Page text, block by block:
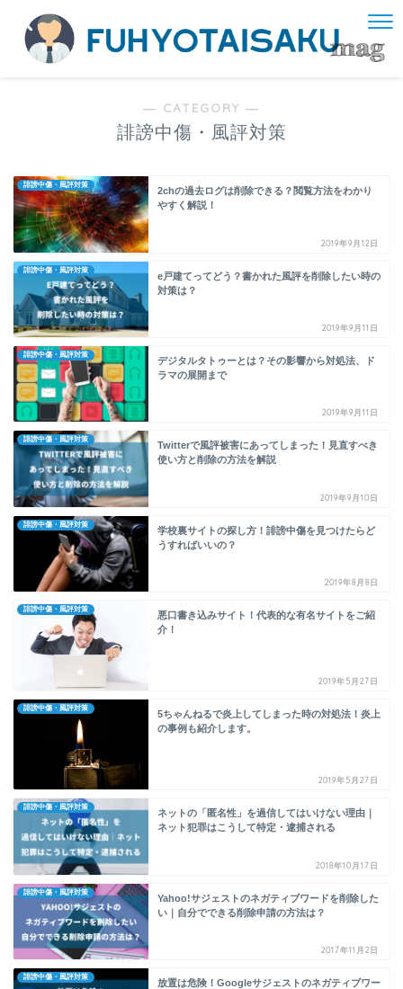
― CATEGORY ―
誹謗中傷・風評対策
誹謗中傷・風評対策
2chの過去ログは削除できる？閲覧方法をわかり
やすく解説！
2019年9月12日
誹謗中傷・風評対策
e戸建てってどう？書かれた風評を削除したい時の
対策は？
2019年9月11日
誹謗中傷・風評対策
デジタルタトゥーとは？その影響から対処法、ド
ラマの展開まで
2019年9月11日
誹謗中傷・風評対策
Twitterで風評被害にあってしまった！見直すべき
使い方と削除の方法を解説
2019年9月10日
誹謗中傷・風評対策
学校裏サイトの探し方！誹謗中傷を見つけたらど
うすればいいの？
2019年8月8日
誹謗中傷・風評対策
悪口書き込みサイト！代表的な有名サイトをご紹
介！
2019年5月27日
誹謗中傷・風評対策
5ちゃんねるで炎上してしまった時の対処法！炎上
の事例も紹介します。
2019年5月27日
誹謗中傷・風評対策
ネットの「匿名性」を過信してはいけない理由｜
ネット犯罪はこうして特定・逮捕される
2018年10月17日
誹謗中傷・風評対策
Yahoo!サジェストのネガティブワードを削除した
い｜自分でできる削除申請の方法は？
2017年11月2日
誹謗中傷・風評対策
放置は危険！Googleサジェストのネガティブワー